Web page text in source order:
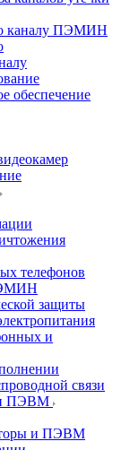
каналу ПЭМИН
обеспечение
телефонов
защиты
и
связи
и ПЭВМ
и ПЭВМ